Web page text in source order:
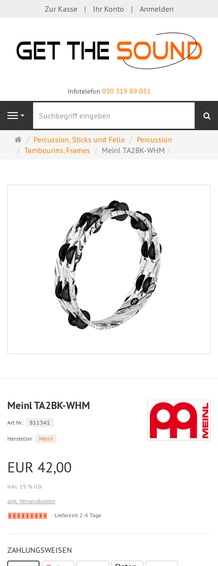
Zur Kasse Ihr Konto Anmelden
Infotelefon 030 319 89 031
Navigation
Startseite
Percussion, Sticks und Felle
Percussion
Tambourins, Frames
Meinl TA2BK-WHM
Meinl TA2BK-WHM
Art.Nr.: 811341
Hersteller: Meinl
EUR 42,00
inkl. 19 % USt
zzgl. Versandkosten
Lieferzeit 2-4 Tage
ZAHLUNGSWEISEN